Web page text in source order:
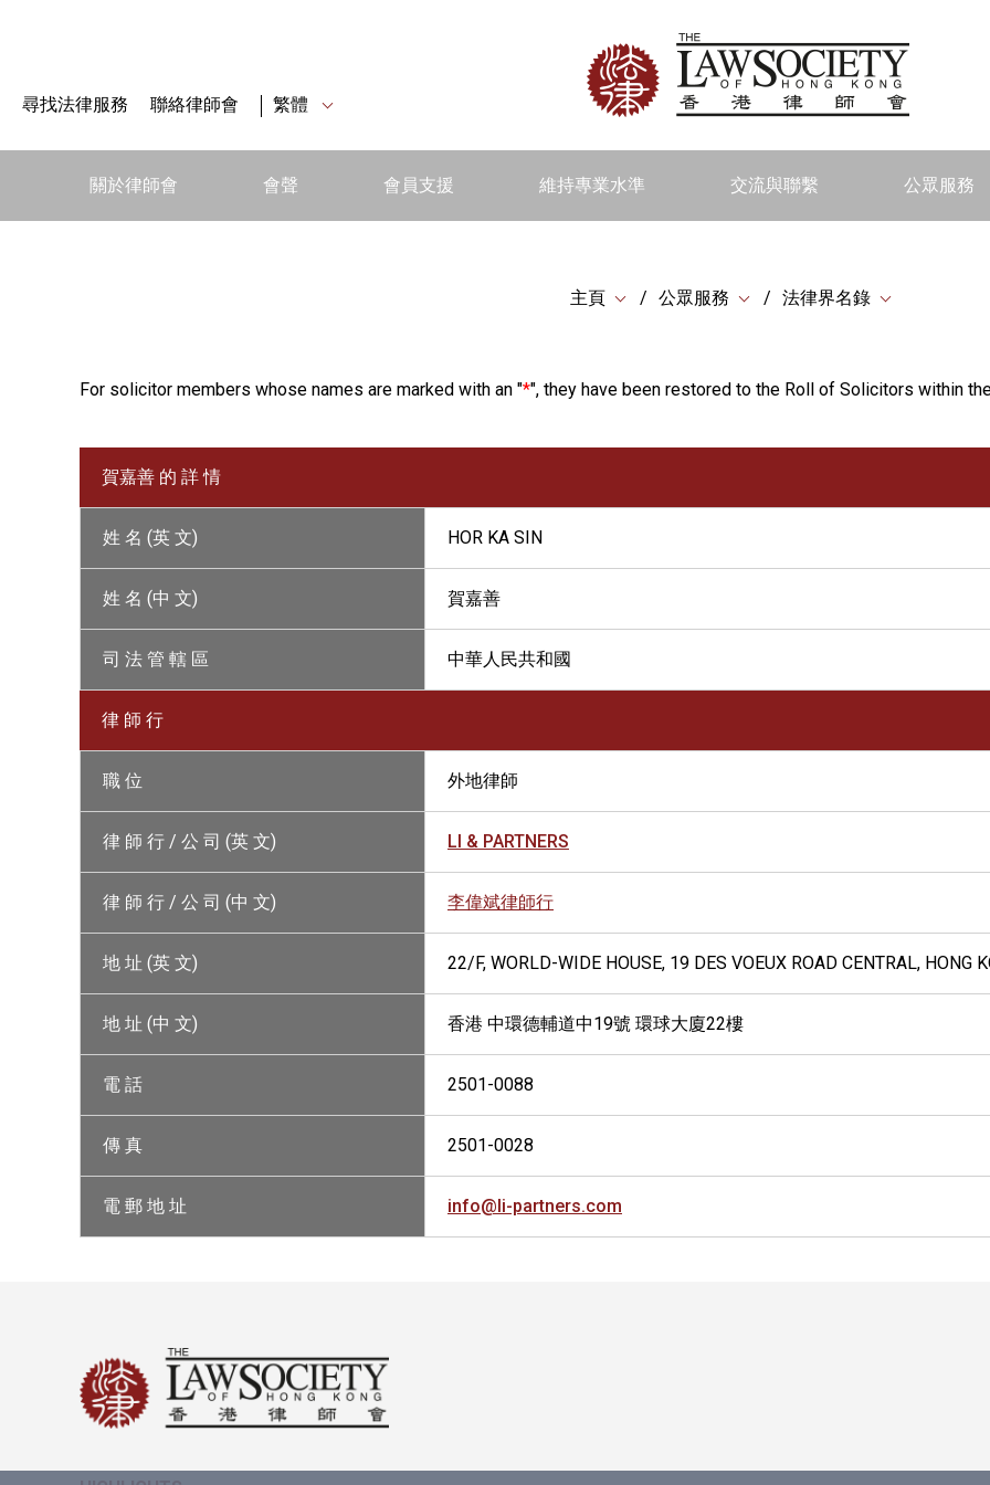
尋找法律服務 聯絡律師會 繁體
關於律師會 會聲 會員支援 維持專業水準 交流與聯繫 公眾服務
主頁 公眾服務 法律界名錄
For solicitor members whose names are marked with an "*", they have been restored to the Roll of Solicitors within
賀嘉善 的 詳 情
姓 名 (英 文) HOR KA SIN
姓 名 (中 文) 賀嘉善
司 法 管 轄 區 中華人民共和國
律 師 行
職 位 外地律師
律 師 行 / 公 司 (英 文) LI & PARTNERS
律 師 行 / 公 司 (中 文) 李偉斌律師行
地 址 (英 文) 22/F, WORLD-WIDE HOUSE, 19 DES VOEUX ROAD CENTRAL, HONG
地 址 (中 文) 香港 中環德輔道中19號 環球大廈22樓
電 話 2501-0088
傳 真 2501-0028
電 郵 地 址 info@li-partners.com